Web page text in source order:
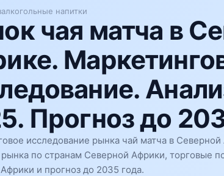
напитки
чая матча в
Прогноз до
исследование рынка чай матча в
рынка по странам Северной Африки, торговые
и прогноз до 2035 года.